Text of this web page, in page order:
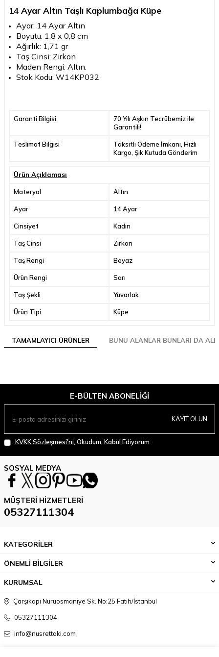
14 Ayar Altın Taşlı Kaplumbağa Küpe
Ayar: 14 Ayar Altın
Boyutu: 1,8 x 0,8 cm
Ağırlık: 1,71 gr
Taş Cinsi: Zirkon
Maden Rengi: Altın.
Stok Kodu: W14KP032
Garanti Bilgisi
70 Yılı Aşkın Tecrübemiz ile
Garantili!
Teslimat Bilgisi
Taksitli Ödeme İmkanı, Hızlı
Kargo, Şık Kutuda Gönderim
Ürün Açıklaması
Materyal Altın
Ayar 14 Ayar
Cinsiyet Kadın
Taş Cinsi Zirkon
Taş Rengi Beyaz
Ürün Rengi Sarı
Taş Şekli Yuvarlak
Ürün Tipi Küpe
TAMAMLAYICI ÜRÜNLER BUNU ALANLAR BUNLARI DA
E-BÜLTEN ABONELIĞI
KAYIT OLUN
KVKK Sözleşmesi'ni , Okudum, Kabul Ediyorum.
SOSYAL MEDYA
MÜŞTERI HIZMETLERI
05327111304
KATEGORİLER
ÖNEMLİ BİLGİLER
KURUMSAL
Çarşıkapı Nuruosmaniye Sk. No:25 Fatih/İstanbul
05327111304
info@nusrettaki.com